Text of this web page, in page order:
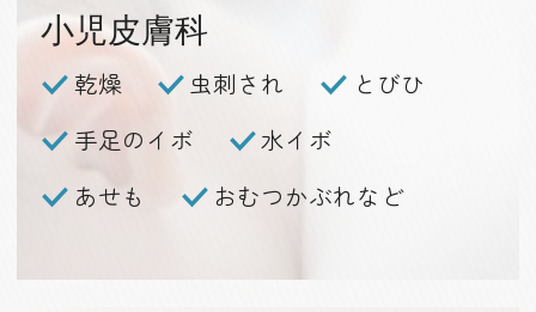
小児皮膚科
乾燥 虫刺され
とびひ
手足のイボ
水イボ
あせも
おむつかぶれなど